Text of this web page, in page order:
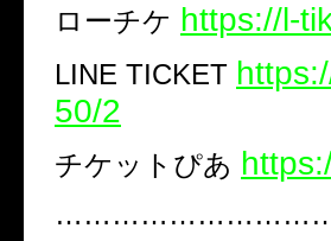
ローチケ https://l-
LINE TICKET
50/2
チケットぴあ ​